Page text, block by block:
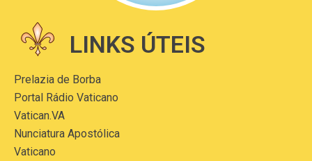
LINKS ÚTEIS
Prelazia de Borba
Portal Rádio Vaticano
Vatican.VA
Nunciatura Apostólica
Vaticano